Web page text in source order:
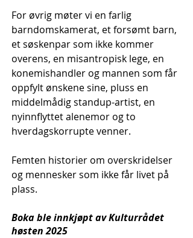
For øvrig møter vi en farlig
barndomskamerat, et forsømt barn,
et søskenpar som ikke kommer
overens, en misantropisk lege, en
konemishandler og mannen som får
oppfylt ønskene sine, pluss en
middelmådig standup-artist, en
nyinnflyttet alenemor og to
hverdagskorrupte venner.
Femten historier om overskridelser
og mennesker som ikke får livet på
plass.
Boka ble innkjøpt av Kulturrådet
høsten 2025